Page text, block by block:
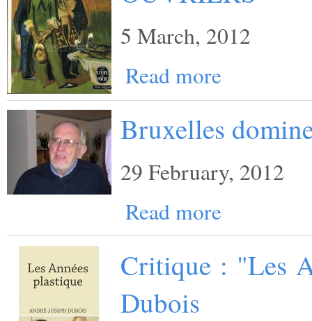
5 March, 2012
Read more
Bruxelles
29 February, 2012
Read more
Critique : "Les
Dubois